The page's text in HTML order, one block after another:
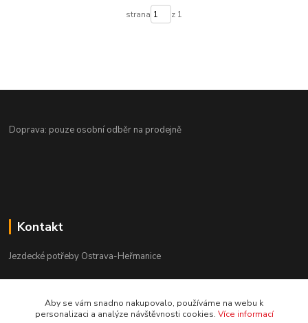
strana z 1
Doprava: pouze osobní odběr na prodejně
Kontakt
Jezdecké potřeby Ostrava-Heřmanice
Po-Pá 9:30 - 17:30
Aby se vám snadno nakupovalo, používáme na webu k
personalizaci a analýze návštěvnosti cookies. Více informací